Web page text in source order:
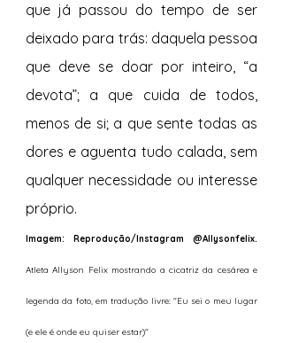
que já passou do tempo de ser
deixado para trás: daquela pessoa
que deve se doar por inteiro, “a
devota”; a que cuida de todos,
menos de si; a que sente todas as
dores e aguenta tudo calada, sem
qualquer necessidade ou interesse
próprio.
Atleta Allyson Felix mostrando a cicatriz da cesárea e
legenda da foto, em tradução livre: "Eu sei o meu lugar
(e ele é onde eu quiser estar)"